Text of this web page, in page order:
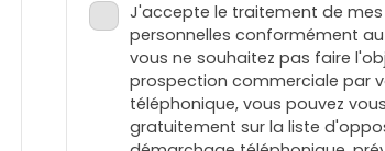
J'accepte le traitement de
personnelles conformément au
vous ne souhaitez pas faire
prospection commerciale par
téléphonique, vous pouvez
gratuitement sur la liste